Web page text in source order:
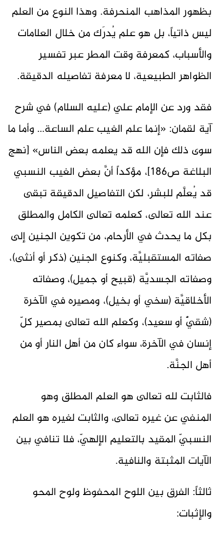
بظهور المذاهب المنحرفة. وهذا النوع من العلم
ليس ذاتياً، بل هو علم يُدرَك من خلال العلامات
والأسباب، كمعرفة وقت المطر عبر تفسير
الظواهر الطبيعية، لا معرفة تفاصيله الدقيقة.
فقد ورد عن الإمام علي (عليه السلام) في شرح
آية لقمان: «إنما علم الغيب علم الساعة... وأما ما
سوى ذلك فإن الله قد يعلمه بعض الناس» [نهج
البلاغة ص186]، مؤكداً أنَّ بعض الغيب النسبي
قد يُعلَّم للبشر، لكن التفاصيل الدقيقة تبقى
عند الله تعالى، كعلمه تعالى الكامل والمطلق
بكل ما يحدث في الأرحام، من تكوين الجنين إلى
صفاته المستقبليَّة، وكنوع الجنين (ذكر أو أنثى)،
وصفاته الجسديَّة (قبيح أو جميل)، وصفاته
الأخلاقيَّة (سخي أو بخيل)، ومصيره في الآخرة
(شقيٌّ أو سعيد)، وكعلم الله تعالى بمصير كلّ
إنسان في الآخرة، سواء كان من أهل النار أو من
أهل الجنَّة.
فالثابت لله تعالى هو العلم المطلق وهو
المنفي عن غيره تعالى، والثابت لغيره هو العلم
النسبيّ المقيد بالتعليم الإلهيّ، فلا تنافي بين
الآيات المثبتة والنافية.
ثالثاً: الفرق بين اللوح المحفوظ ولوح المحو
والإثبات: